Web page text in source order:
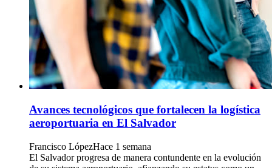
Avances tecnológicos que fortalecen la logística
aeroportuaria en El Salvador
Francisco LópezHace 1 semana
El Salvador progresa de manera contundente en la evolución